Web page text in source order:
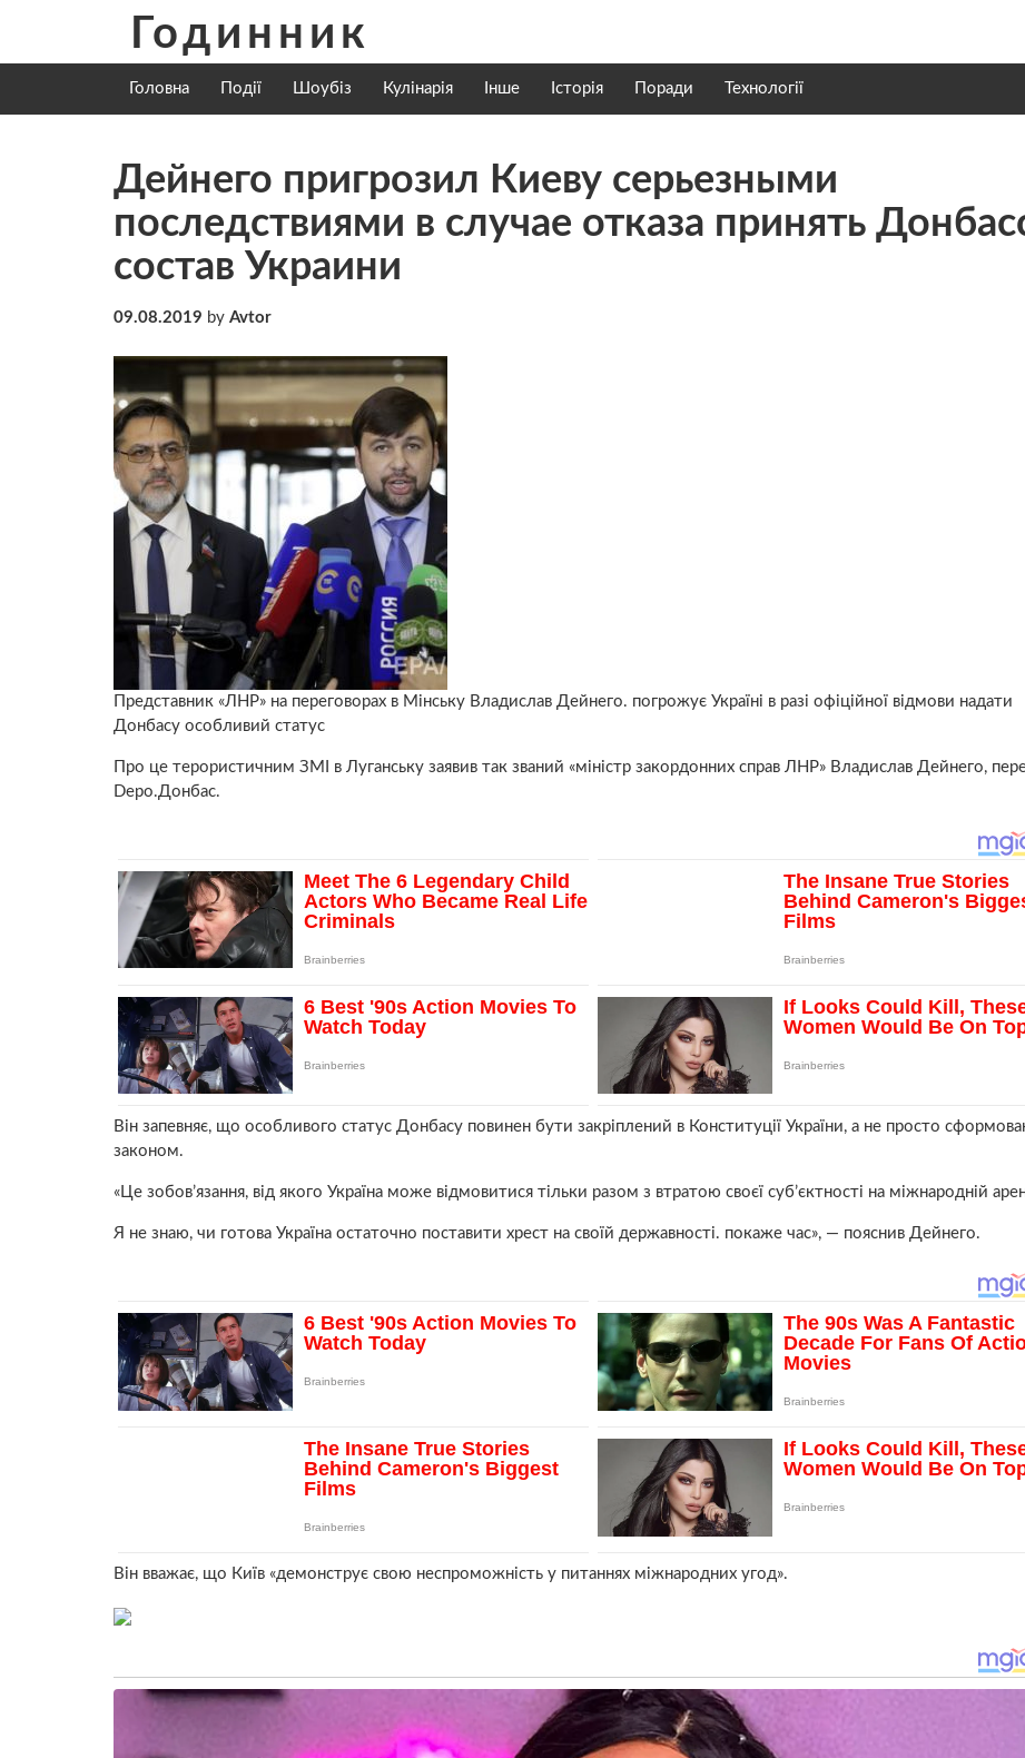
content
Годинник
Головна Події Шоубіз Кулінарія Інше Історія Поради Технології
Дейнего пригрозил Киеву серьезными
последствиями в случае отказа принять
состав Украини
09.08.2019 by Avtor
Представник «ЛНР» на переговорах в Мінську Владислав Дейнего. погрожує Україні в разі офіційної відмови надати
Донбасу особливий статус
Про це терористичним ЗМІ в Луганську заявив так званий «міністр закордонних справ ЛНР» Владислав Дейнего,
Depo.Донбас.
Він запевняє, що особливого статус Донбасу повинен бути закріплений в Конституції України, а не просто
законом.
«Це зобов’язання, від якого Україна може відмовитися тільки разом з втратою своєї суб’єктності на міжнародній
Я не знаю, чи готова Україна остаточно поставити хрест на своїй державності. покаже час», — пояснив Дейнего.
Він вважає, що Київ «демонструє свою неспроможність у питаннях міжнародних угод».